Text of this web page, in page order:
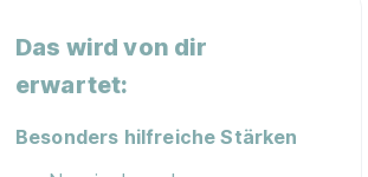
Das wird von dir
erwartet:
Besonders hilfreiche Stärken